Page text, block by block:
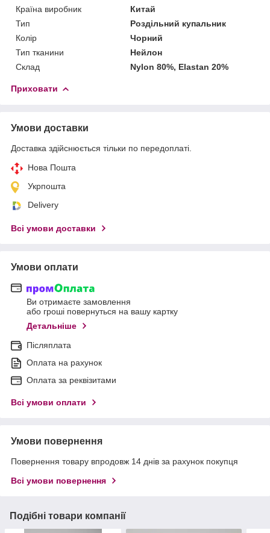
Країна виробник
Китай
Тип
Роздільний купальник
Колір
Чорний
Тип тканини
Нейлон
Склад
Nylon 80%, Elastan 20%
Приховати
Умови доставки
Доставка здійснюється тільки по передоплаті.
Нова Пошта
Укрпошта
Delivery
Всі умови доставки
Умови оплати
Ви отримаєте замовлення
або гроші повернуться на вашу картку
Детальніше
Післяплата
Оплата на рахунок
Оплата за реквізитами
Всі умови оплати
Умови повернення
Повернення товару впродовж 14 днів за рахунок покупця
Всі умови повернення
Подібні товари компанії